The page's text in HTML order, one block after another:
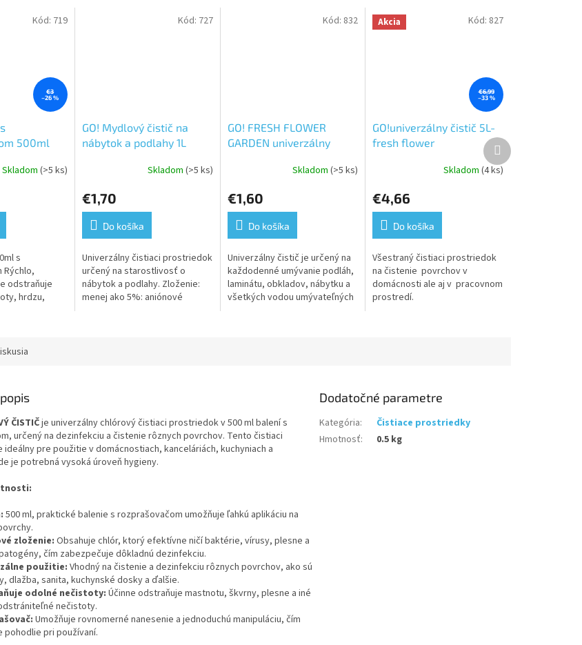
€3
–26 %
500ml
Skladom (>5 ks)
s
odstraňuje
hrdzu,
Kód: 719
GO! Mydlový čistič na
nábytok a podlahy 1L
Skladom (>5 ks)
€1,70
Do košíka
Univerzálny čistiaci prostriedok
určený na starostlivosť o
nábytok a podlahy. Zloženie:
menej ako 5%: aniónové
Kód: 727
GO! FRESH FLOWER
GARDEN univerzálny
Skladom(>5 ks)
€1,60
Do košíka
Univerzálny čistič je určený na
každodenné umývanie podláh,
laminátu, obkladov, nábytku a
všetkých vodou umývateľných
Kód: 832 Akcia
€6,99
–33 %
GO!univerzálny čistič 5L-
fresh flower
Skladom (4 ks)
€4,66
Do košíka
Všestraný čistiaci prostriedok
na čistenie povrchov v
domácnosti ale aj v pracovnom
prostredí.
Kód: 827
Ďalší
produkt
ČISTIČje univerzálny chlórový čistiaci prostriedok v 500 ml balení s
určený na dezinfekciu a čistenie rôznych povrchov. Tento čistiaci
pre použitie v domácnostiach, kanceláriách, kuchyniach a
je potrebná vysoká úroveň hygieny.
500 ml, praktické balenie s rozprašovačom umožňuje ľahkú aplikáciu na
zloženie: Obsahuje chlór, ktorý efektívne ničí baktérie, vírusy, plesne a
čím zabezpečuje dôkladnú dezinfekciu.
použitie: Vhodný na čistenie a dezinfekciu rôznych povrchov, ako sú
dlažba, sanita, kuchynské dosky a ďalšie.
odolné nečistoty:Účinne odstraňuje mastnotu, škvrny, plesne a iné
nečistoty.
Umožňuje rovnomerné nanesenie a jednoduchú manipuláciu, čím
pohodlie pri používaní.
Dodatočné parametre
Kategória:
Čistiace prostriedky
Hmotnosť: 0.5 kg